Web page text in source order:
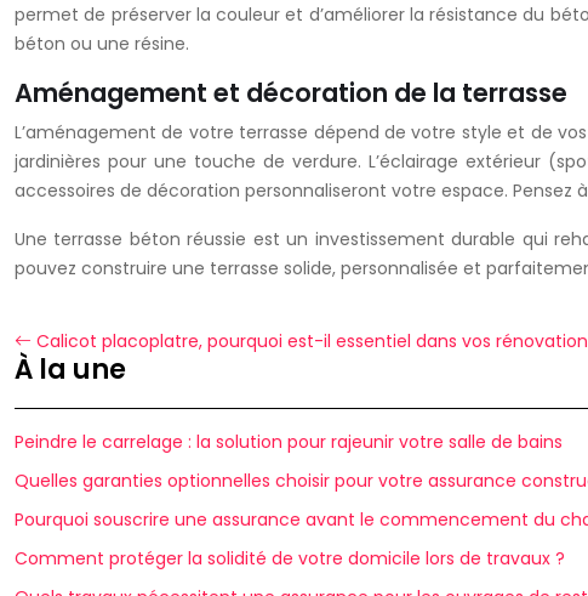
permet de préserver la couleur et d’améliorer la résistance du
béton ou une résine.
Aménagement et décoration de la terrasse
L’aménagement de votre terrasse dépend de votre style et de
jardinières pour une touche de verdure. L’éclairage extérieur
accessoires de décoration personnaliseront votre espace. Pensez
Une terrasse béton réussie est un investissement durable qui
pouvez construire une terrasse solide, personnalisée et
Calicot placoplatre, pourquoi est-il essentiel dans vos
À la une
Peindre le carrelage : la solution pour rajeunir votre salle de bains
Quelles garanties optionnelles choisir pour votre assurance
Pourquoi souscrire une assurance avant le commencement du
Comment protéger la solidité de votre domicile lors de travaux ?